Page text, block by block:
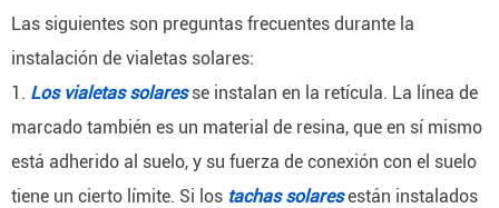
Las siguientes son preguntas frecuentes durante la
instalación de vialetas solares:
1. Los vialetas solaresse instalan en la retícula. La línea de
marcado también es un material de resina, que en sí mismo
está adherido al suelo, y su fuerza de conexión con el suelo
tiene un cierto límite. Si los tachas solaresestán instalados